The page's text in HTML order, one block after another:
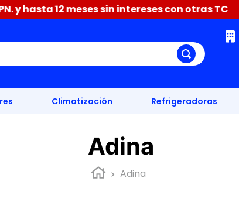
12 meses sin intereses con otras TC
Climatización Refrigeradoras
Adina
Adina